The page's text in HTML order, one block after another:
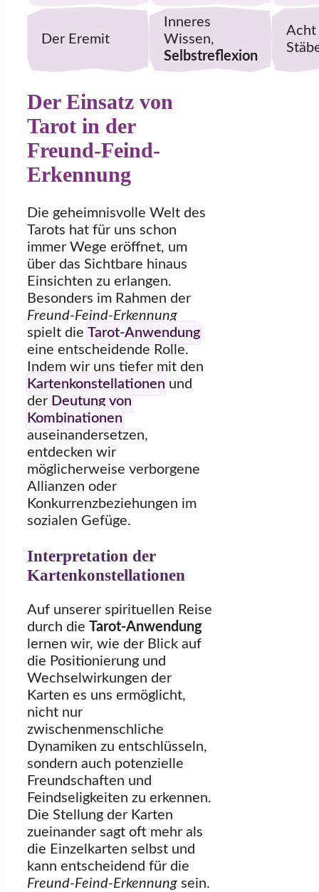
Der Eremit
Inneres
Wissen,
Selbstreflexion
Acht
Der Einsatz von
Tarot in der
Freund-Feind-
Erkennung
Die geheimnisvolle Welt des
Tarots hat für uns schon
immer Wege eröffnet, um
über das Sichtbare hinaus
Einsichten zu erlangen.
Besonders im Rahmen der
Freund-Feind-Erkennung
spielt die Tarot-Anwendung
eine entscheidende Rolle.
Indem wir uns tiefer mit den
Kartenkonstellationen und
der Deutung von
Kombinationen
auseinandersetzen,
entdecken wir
möglicherweise verborgene
Allianzen oder
Konkurrenzbeziehungen im
sozialen Gefüge.
Interpretation der
Kartenkonstellationen
Auf unserer spirituellen Reise
durch die
Tarot-Anwendung
lernen wir, wie der Blick auf
die Positionierung und
Wechselwirkungen der
Karten es uns ermöglicht,
nicht nur
zwischenmenschliche
Dynamiken zu entschlüsseln,
sondern auch potenzielle
Freundschaften und
Feindseligkeiten zu erkennen.
Die Stellung der Karten
zueinander sagt oft mehr als
die Einzelkarten selbst und
kann entscheidend für die
Freund-Feind-Erkennung sein.